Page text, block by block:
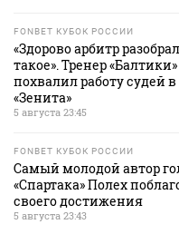
FONBET КУБОК РОССИИ
«Здорово арбитр
такое». Тренер
похвалил работу судей
«Зенита»
5 августа 23:45
FONBET КУБОК РОССИИ
Самый молодой автор
«Спартака» Полех
своего достижения
5 августа 23:43